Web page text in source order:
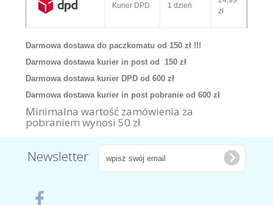
Kurier DPD 1 dzień
zł
Darmowa dostawa do paczkomatu od 150 zł !!!
Darmowa dostawa kurier in post od 150 zł
Darmowa dostawa kurier DPD od 600 zł
Darmowa dostawa kurier in post pobranie od 600 zł
Minimalna wartość zamówienia za
pobraniem wynosi 50 zł
Newsletter